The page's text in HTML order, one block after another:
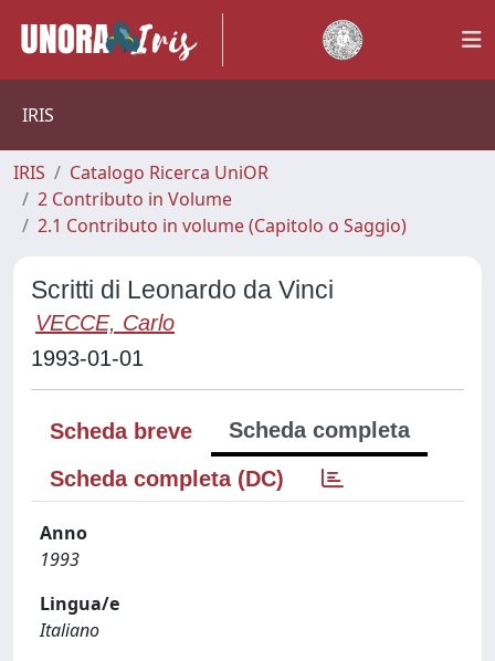
IRIS
IRIS
Catalogo Ricerca UniOR
2 Contributo in Volume
2.1 Contributo in volume (Capitolo o Saggio)
Scritti di Leonardo da Vinci
VECCE, Carlo
1993-01-01
Scheda breve
Scheda completa
Scheda completa (DC)
Anno
1993
Lingua/e
Italiano